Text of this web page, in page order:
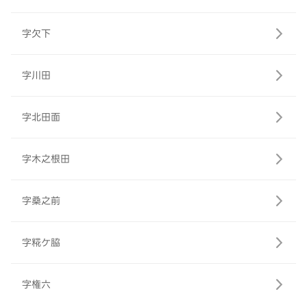
字欠下
字川田
字北田面
字木之根田
字桑之前
字糀ケ脇
字権六